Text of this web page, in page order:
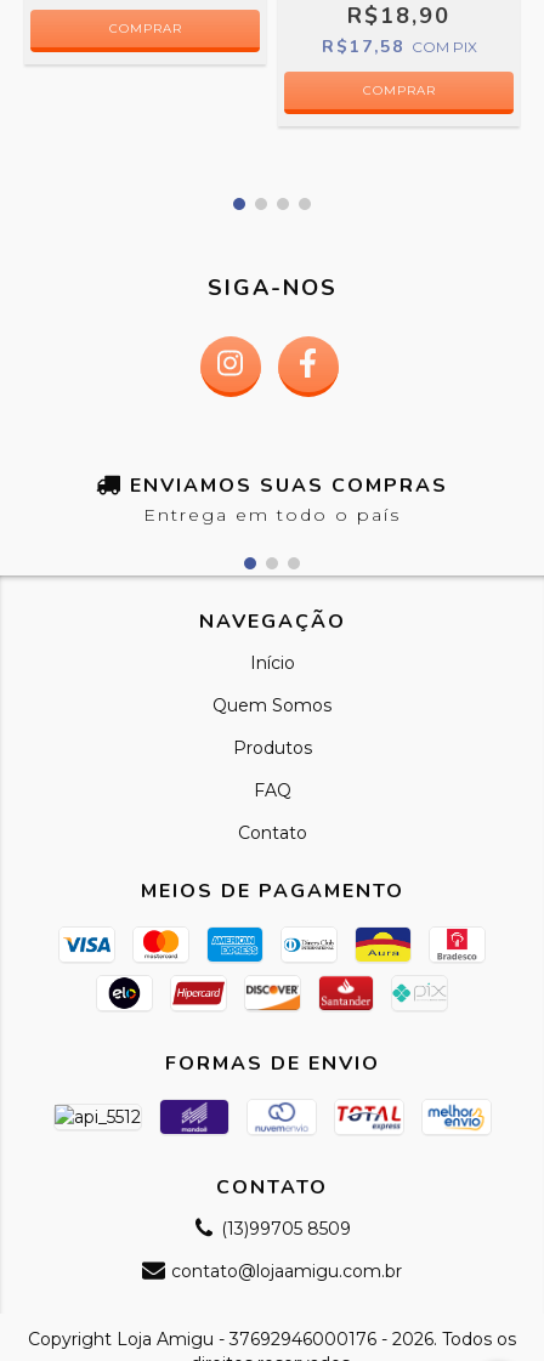
R$18,90
R$17,58 COM PIX
SIGA-NOS
ENVIAMOS SUAS COMPRAS
Entrega em todo o país
NAVEGAÇÃO
Início
Quem Somos
Produtos
FAQ
Contato
MEIOS DE PAGAMENTO
FORMAS DE ENVIO
CONTATO
(13)99705 8509
contato@lojaamigu.com.br
Copyright Loja Amigu - 37692946000176 - 2026. Todos os